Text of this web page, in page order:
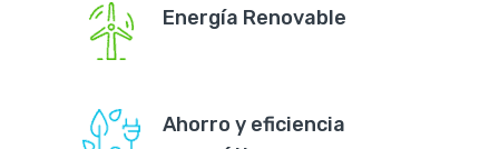
Energía Renovable
Ahorro y eficiencia